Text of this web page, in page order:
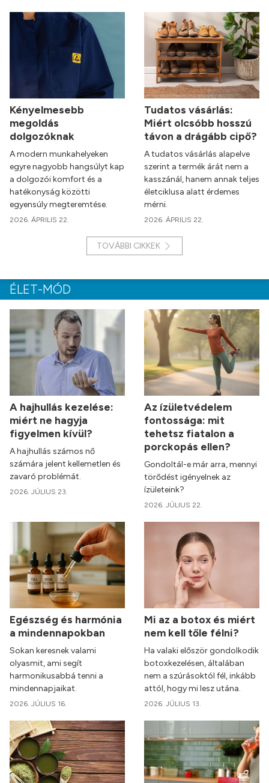
Kényelmesebb
megoldás
dolgozóknak
A modern munkahelyeken
egyre nagyobb hangsúlyt kap
a dolgozói komfort és a
hatékonyság közötti
egyensúly megteremtése.
2026. ÁPRILIS 22.
Tudatos vásárlás:
Miért olcsóbb hosszú
távon a drágább cipő?
A tudatos vásárlás alapelve
szerint a termék árát nem a
kasszánál, hanem annak teljes
életciklusa alatt érdemes
mérni.
2026. ÁPRILIS 22.
TOVÁBBI CIKKEK
ÉLET-MÓD
A hajhullás kezelése:
miért ne hagyja
figyelmen kívül?
A hajhullás számos nő
számára jelent kellemetlen és
zavaró problémát.
2026. JÚLIUS 23.
Az ízületvédelem
fontossága: mit
tehetsz fiatalon a
porckopás ellen?
Gondoltál-e már arra, mennyi
törődést igényelnek az
ízületeink?
2026. JÚLIUS 22.
Egészség és harmónia
a mindennapokban
Sokan keresnek valami
olyasmit, ami segít
harmonikusabbá tenni a
mindennapjaikat.
2026. JÚLIUS 16.
Mi az a botox és miért
nem kell tőle félni?
Ha valaki először gondolkodik
botoxkezelésen, általában
nem a szúrásoktól fél, inkább
attól, hogy mi lesz utána.
2026. JÚLIUS 13.